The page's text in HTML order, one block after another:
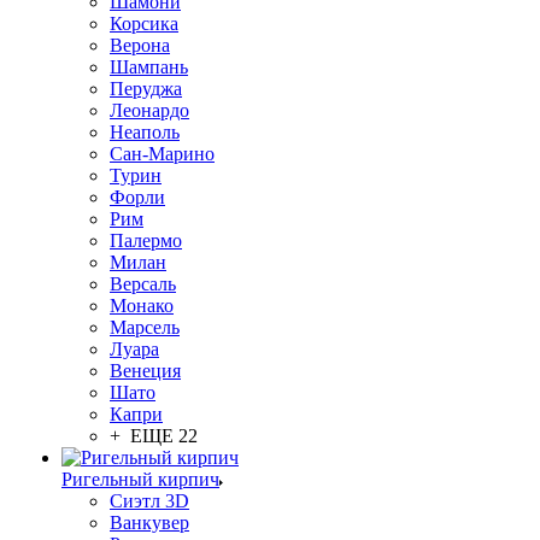
Корсика
Верона
Шампань
Перуджа
Леонардо
Неаполь
Сан-Марино
Турин
Форли
Рим
Палермо
Милан
Версаль
Монако
Марсель
Луара
Венеция
Шато
Капри
+ ЕЩЕ 22
Ригельный кирпич
Сиэтл 3D
Ванкувер